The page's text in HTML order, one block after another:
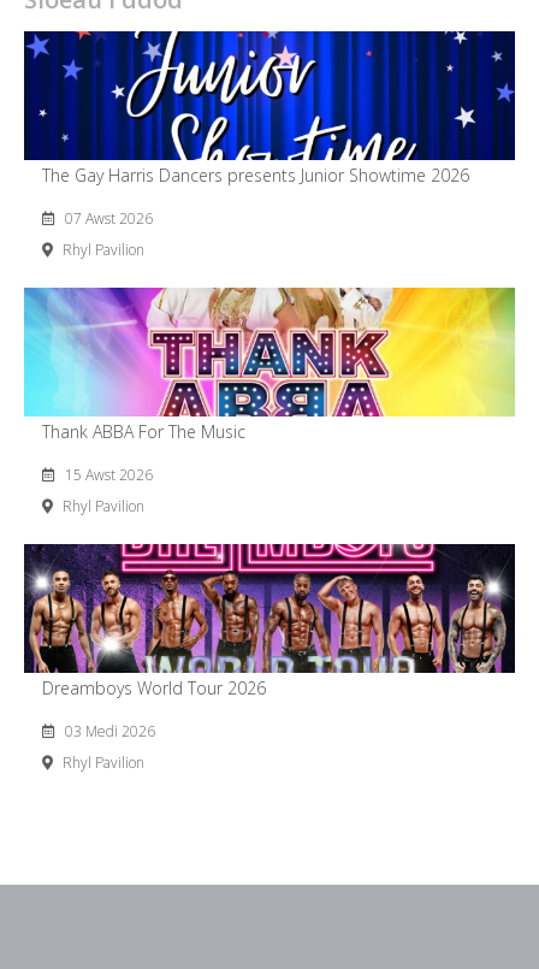
The Gay Harris Dancers presents Junior Showtime 2026
07 Awst 2026
Rhyl Pavilion
Thank ABBA For The Music
15 Awst 2026
Rhyl Pavilion
Dreamboys World Tour 2026
03 Medi 2026
Rhyl Pavilion